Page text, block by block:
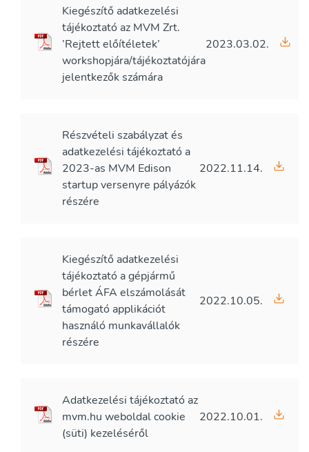
Kiegészítő adatkezelési
tájékoztató az MVM Zrt.
’Rejtett előítéletek’
workshopjára/tájékoztatójára
jelentkezők számára
2023.03.02.
Részvételi szabályzat és
adatkezelési tájékoztató a
2023-as MVM Edison
startup versenyre pályázók
részére
2022.11.14.
Kiegészítő adatkezelési
tájékoztató a gépjármű
bérlet ÁFA elszámolását
támogató applikációt
használó munkavállalók
részére
2022.10.05.
Adatkezelési tájékoztató az
mvm.hu weboldal cookie
(süti) kezeléséről
2022.10.01.